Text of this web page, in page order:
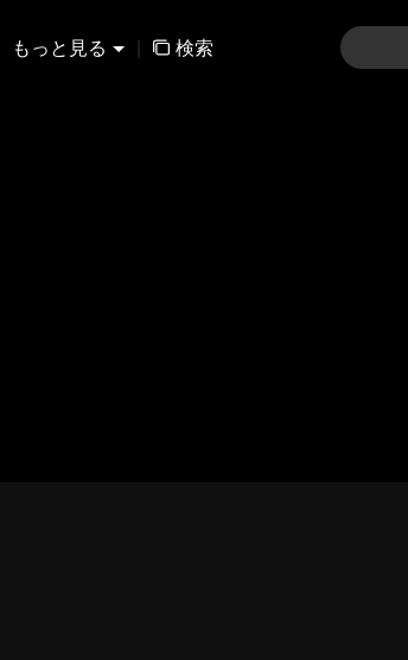
もっと見る | 検索